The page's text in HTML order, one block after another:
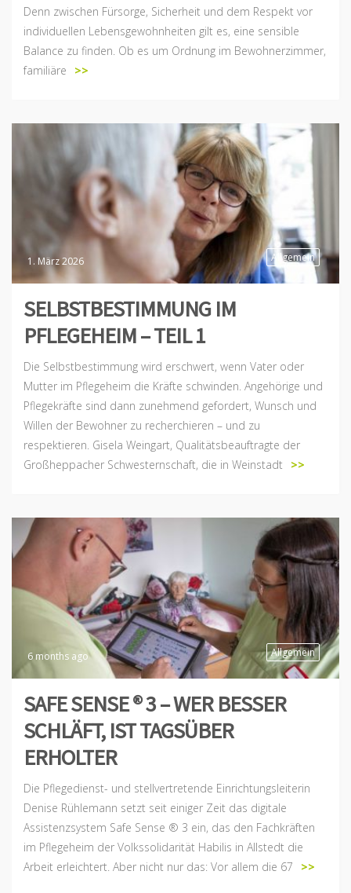
Denn zwischen Fürsorge, Sicherheit und dem Respekt vor
individuellen Lebensgewohnheiten gilt es, eine sensible
Balance zu finden. Ob es um Ordnung im Bewohnerzimmer,
familiäre
>>
Allgemein
1. März 2026
SELBSTBESTIMMUNG IM
PFLEGEHEIM – TEIL 1
Die Selbstbestimmung wird erschwert, wenn Vater oder
Mutter im Pflegeheim die Kräfte schwinden. Angehörige und
Pflegekräfte sind dann zunehmend gefordert, Wunsch und
Willen der Bewohner zu recherchieren – und zu
respektieren. Gisela Weingart, Qualitätsbeauftragte der
Großheppacher Schwesternschaft, die in Weinstadt
>>
Allgemein
6 months ago
SAFE SENSE ® 3 – WER BESSER
SCHLÄFT, IST TAGSÜBER
ERHOLTER
Die Pflegedienst- und stellvertretende Einrichtungsleiterin
Denise Rühlemann setzt seit einiger Zeit das digitale
Assistenzsystem Safe Sense ® 3 ein, das den Fachkräften
im Pflegeheim der Volkssolidarität Habilis in Allstedt die
Arbeit erleichtert. Aber nicht nur das: Vor allem die 67
>>